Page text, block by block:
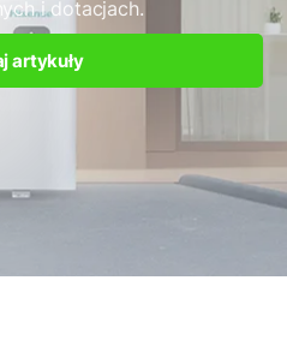
i dotacjach.
artykuły